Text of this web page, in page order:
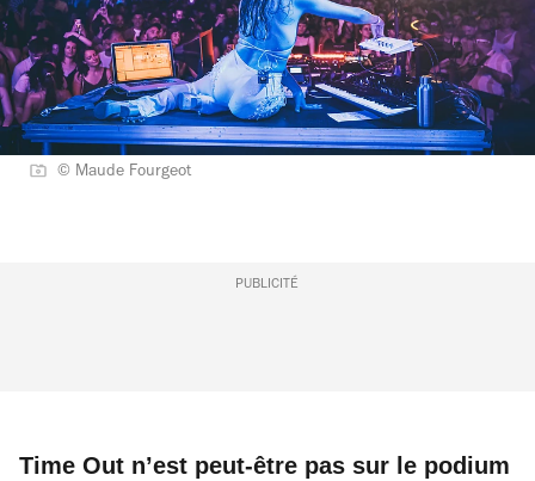
© Maude Fourgeot
PUBLICITÉ
Time Out n’est peut-être pas sur le podium